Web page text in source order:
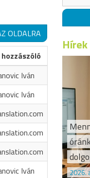
OLDALRA
Iván
Iván
Iván
Hírek
2026.